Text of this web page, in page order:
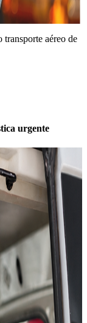
transporte aéreo de
urgente